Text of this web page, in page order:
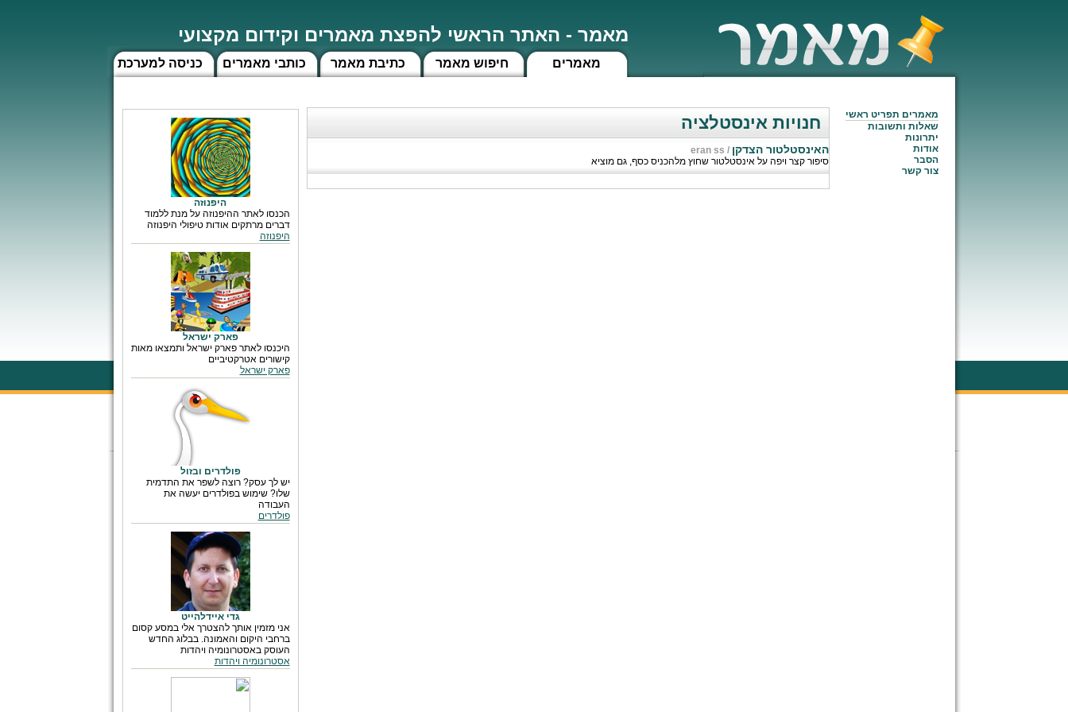
מאמר - האתר הראשי להפצת מאמרים וקידום מקצועי
כניסה למערכת כותבי מאמרים כתיבת מאמר חיפוש מאמר מאמרים
היפנוזה
הכנסו לאתר ההיפנוזה על מנת ללמוד
דברים מרתקים אודות טיפולי היפנוזה
היפנוזה
פארק ישראל
היכנסו לאתר פארק ישראל ותמצאו מאות
קישורים אטרקטיביים
פארק ישראל
פולדרים ובזול
יש לך עסק? רוצה לשפר את התדמית
שלו? שימוש בפולדרים יעשה את
העבודה
פולדרים
גדי איידלהייט
אני מזמין אותך להצטרך אלי במסע קסום
ברחבי היקום והאמונה. בבלוג החדש
העוסק באסטרונומיה ויהדות
אסטרונומיה ויהדות
חנויות אינסטלציה
האינסטלטור הצדקן /
eran ss
סיפור קצר ויפה על אינסטלטור שחוץ מלהכניס כסף, גם מוציא
מאמרים תפריט ראשי
שאלות ותשובות
יתרונות
אודות
הסבר
צור קשר